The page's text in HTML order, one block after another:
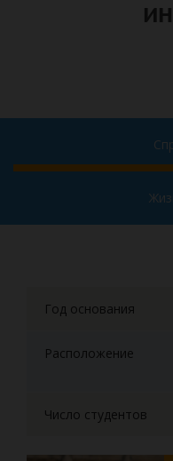
Год основания
Расположение
Число студентов